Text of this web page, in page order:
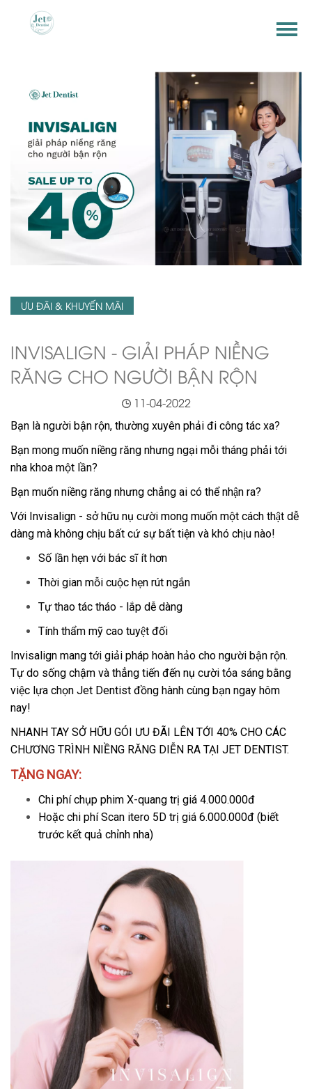
ƯU ĐÃI & KHUYẾN MÃI
INVISALIGN - GIẢI PHÁP NIỀNG
RĂNG CHO NGƯỜI BẬN RỘN
11-04-2022
Bạn là người bận rộn, thường xuyên phải đi công tác xa?
Bạn mong muốn niềng răng nhưng ngại mỗi tháng phải tới
nha khoa một lần?
Bạn muốn niềng răng nhưng chẳng ai có thể nhận ra?
Với Invisalign - sở hữu nụ cười mong muốn một cách thật dễ
dàng mà không chịu bất cứ sự bất tiện và khó chịu nào!
Số lần hẹn với bác sĩ ít hơn
Thời gian mỗi cuộc hẹn rút ngắn
Tự thao tác tháo - lắp dễ dàng
Tính thẩm mỹ cao tuyệt đối
Invisalign mang tới giải pháp hoàn hảo cho người bận rộn.
Tự do sống chậm và thẳng tiến đến nụ cười tỏa sáng bằng
việc lựa chọn Jet Dentist đồng hành cùng bạn ngay hôm
nay!
NHANH TAY SỞ HỮU GÓI ƯU ĐÃI LÊN TỚI 40% CHO CÁC
CHƯƠNG TRÌNH NIỀNG RĂNG DIỄN RA TẠI JET DENTIST.
TẶNG NGAY:
Chi phí chụp phim X-quang trị giá 4.000.000đ
Hoặc chi phí Scan itero 5D trị giá 6.000.000đ (biết
trước kết quả chỉnh nha)